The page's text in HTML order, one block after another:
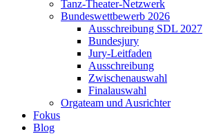
Tanz-Theater-Netzwerk
Bundeswettbewerb 2026
Ausschreibung SDL 2027
Bundesjury
Jury-Leitfaden
Ausschreibung
Zwischenauswahl
Finalauswahl
Orgateam und Ausrichter
Fokus
Blog